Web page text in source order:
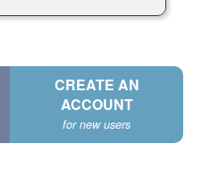
CREATE AN
ACCOUNT
for new users